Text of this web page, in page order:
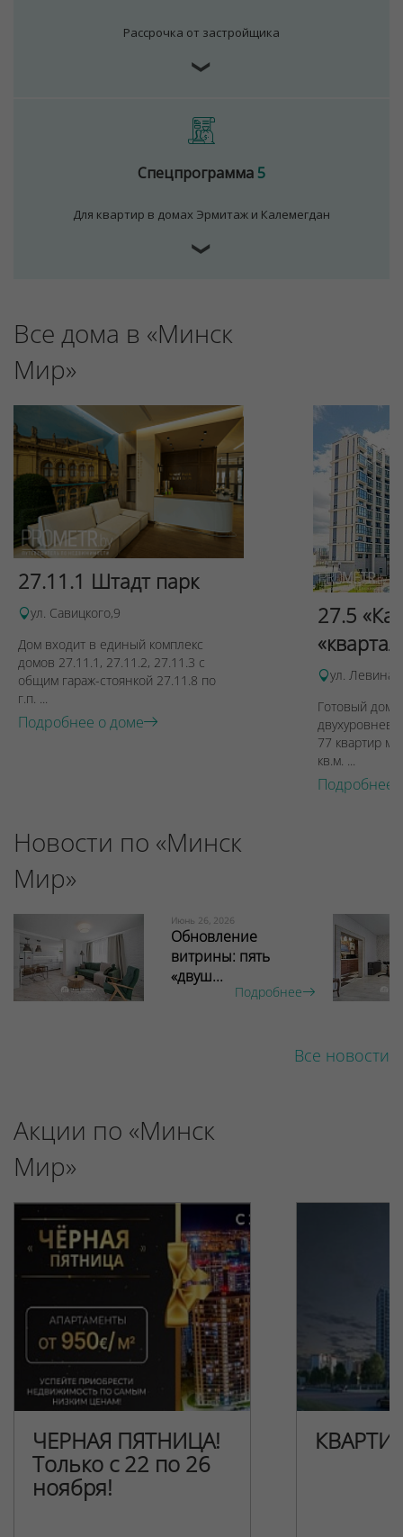
Рассрочка от застройщика
❯
Спецпрограмма5
Для квартир в домах Эрмитаж и Калемегдан
❯
Все дома в «Минск
Мир»
27.11.1 Штадт парк
ул. Савицкого,9
Дом входит в единый комплекс
домов 27.11.1, 27.11.2, 27.11.3 с
общим гараж-стоянкой 27.11.8 по
г.п. ...
Подробнее о доме
27.5
ул. Левина,
Готовый дом
77 квартир
кв.м. ...
Подробнее
Новости по «Минск
Мир»
Июнь 26, 2026
Обновление
витрины: пять
«двуш...
Подробнее
Все новости
Акции по «Минск
Мир»
ЧЕРНАЯ ПЯТНИЦА!
Только с 22 по 26
ноября!
Для обеспечения удобства пользователей сайта
Принять
Отклонить